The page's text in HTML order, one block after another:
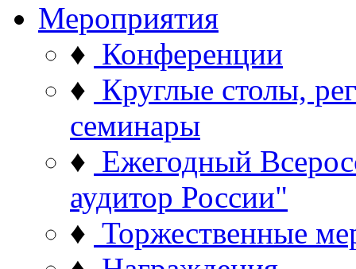
Мероприятия
♦ Конференции
♦ Круглые столы,
семинары
♦ Ежегодный
аудитор России"
♦ Торжественные